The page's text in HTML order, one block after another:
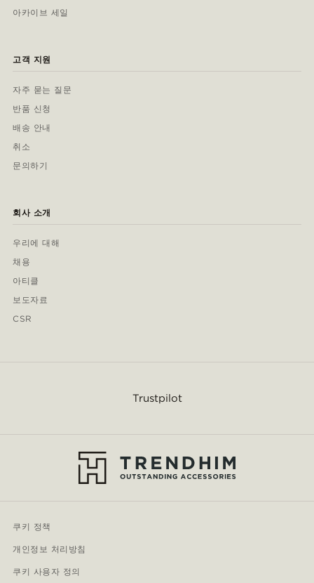
아카이브 세일
고객 지원
자주 묻는 질문
반품 신청
배송 안내
취소
문의하기
회사 소개
우리에 대해
채용
아티클
보도자료
CSR
Trustpilot
쿠키 정책
개인정보 처리방침
쿠키 사용자 정의